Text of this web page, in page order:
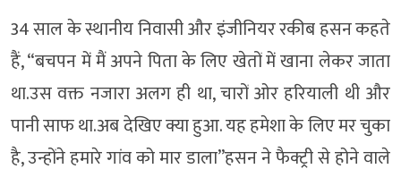
34 साल के स्थानीय निवासी और इंजीनियर रकीब हसन कहते
हैं, “बचपन में मैं अपने पिता के लिए खेतों में खाना लेकर जाता
था.उस वक्त नजारा अलग ही था, चारों ओर हरियाली थी और
पानी साफ था.अब देखिए क्या हुआ. यह हमेशा के लिए मर चुका
है, उन्होंने हमारे गांव को मार डाला”हसन ने फैक्ट्री से होने वाले